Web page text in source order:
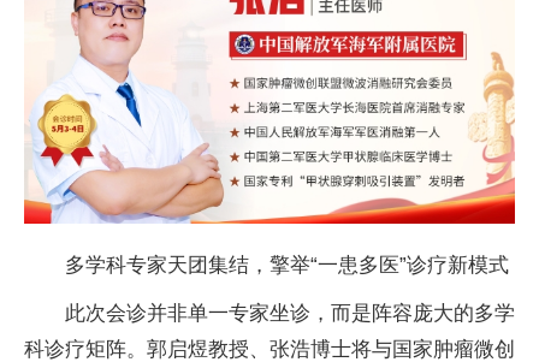
多学科专家天团集结，擎举“一患多医”诊疗新模式
此次会诊并非单一专家坐诊，而是阵容庞大的多学
科诊疗矩阵。郭启煜教授、张浩博士将与国家肿瘤微创